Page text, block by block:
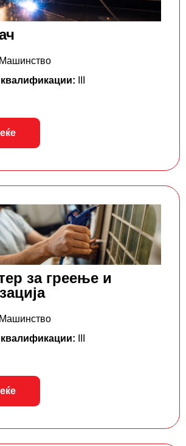
Машинство
за греење и
Машинство